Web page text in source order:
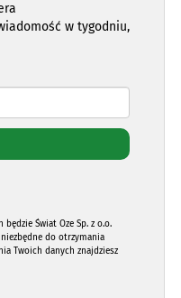
w tygodniu,
Świat Oze Sp. z o.o.
do otrzymania
Twoich danych znajdziesz